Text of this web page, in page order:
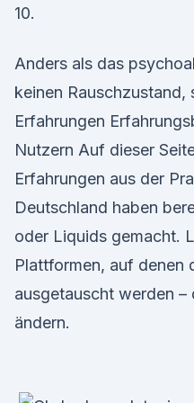
10.
Anders als das
keinen
Erfahrungen
Nutzern Auf dieser
Erfahrungen aus der
Deutschland haben
oder Liquids gemacht.
Plattformen, auf denen
ausgetauscht werden
ändern.